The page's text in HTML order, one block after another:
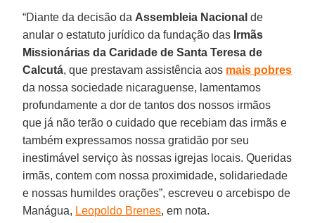
“Diante da decisão da Assembleia Nacional de
anular o estatuto jurídico da fundação das Irmãs
Missionárias da Caridade de Santa Teresa de
Calcutá, que prestavam assistência aos mais pobres
da nossa sociedade nicaraguense, lamentamos
profundamente a dor de tantos dos nossos irmãos
que já não terão o cuidado que recebiam das irmãs e
também expressamos nossa gratidão por seu
inestimável serviço às nossas igrejas locais. Queridas
irmãs, contem com nossa proximidade, solidariedade
e nossas humildes orações”, escreveu o arcebispo de
Manágua, Leopoldo Brenes, em nota.